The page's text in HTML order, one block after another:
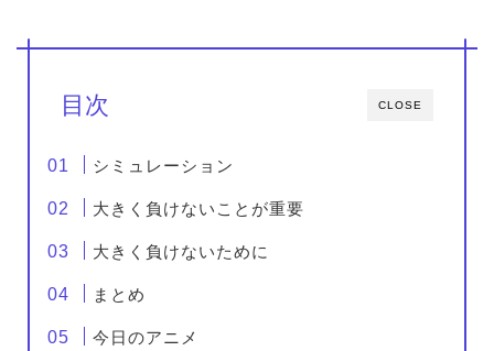
CLOSE
目次
シミュレーション
大きく負けないことが重要
大きく負けないために
まとめ
今日のアニメ